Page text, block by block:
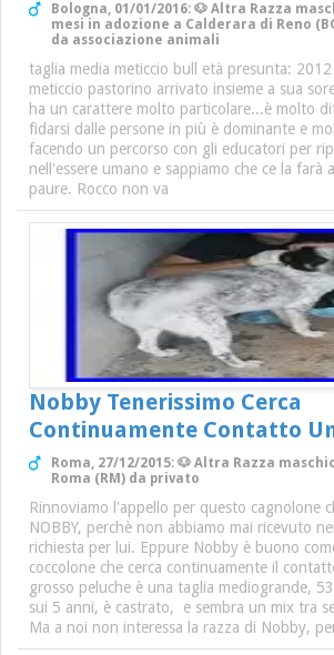
Bologna, 01/01/2016: 🐶 Altra Razza
mesi in adozione a Calderara di Reno
da associazione animali
taglia media meticcio bull età presunta:
meticcio pastorino arrivato insieme a sua
ha un carattere molto particolare...è molto
fidarsi dalle persone in più è dominante e
facendo un percorso con gli educatori per
nell'essere umano e sappiamo che ce la farà
paure. Rocco non va
Nobby Tenerissimo Cerca
Continuamente Contatto
Roma, 27/12/2015: 🐶 Altra Razza
Roma (RM) da privato
Rinnoviamo l'appello per questo cagnolone
NOBBY, perchè non abbiamo mai ricevuto
richiesta per lui. Eppure Nobby è buono
coccolone che cerca continuamente il
grosso peluche è una taglia mediogrande,
sui 5 anni, è castrato, e sembra un mix tra
Ma a noi non interessa la razza di Nobby,